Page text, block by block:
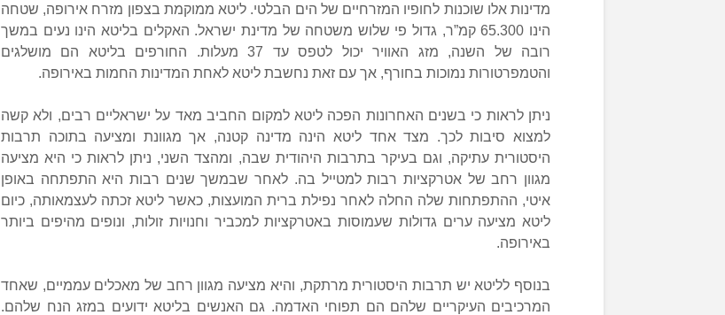
מדינות אלו שוכנות לחופיו המזרחיים של הים הבלטי. ליטא ממוקמת בצפון מזרח אירופה, שטחה
הינו 65.300 קמ”ר, גדול פי שלוש משטחה של מדינת ישראל. האקלים בליטא הינו נעים במשך
רובה של השנה, מזג האוויר יכול לטפס עד 37 מעלות. החורפים בליטא הם מושלגים
והטמפרטורות נמוכות בחורף, אך עם זאת נחשבת ליטא לאחת המדינות החמות באירופה.
ניתן לראות כי בשנים האחרונות הפכה ליטא למקום החביב מאד על ישראליים רבים, ולא קשה
למצוא סיבות לכך. מצד אחד ליטא הינה מדינה קטנה, אך מגוונת ומציעה בתוכה תרבות
היסטורית עתיקה, וגם בעיקר בתרבות היהודית שבה, ומהצד השני, ניתן לראות כי היא מציעה
מגוון רחב של אטרקציות רבות למטייל בה. לאחר שבמשך שנים רבות היא התפתחה באופן
איטי, ההתפתחות שלה החלה לאחר נפילת ברית המועצות, כאשר ליטא זכתה לעצמאותה, כיום
ליטא מציעה ערים גדולות שעמוסות באטרקציות למכביר וחנויות זולות, ונופים מהיפים ביותר
באירופה.
בנוסף לליטא יש תרבות היסטורית מרתקת, והיא מציעה מגוון רחב של מאכלים עממיים, שאחד
המרכיבים העיקריים שלהם הם תפוחי האדמה. גם האנשים בליטא ידועים במזג הנח שלהם.